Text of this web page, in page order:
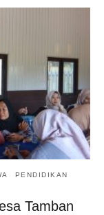
PENDIDIKAN
Tamban